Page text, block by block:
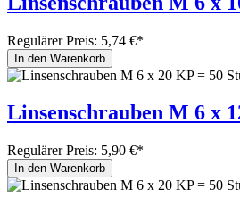
Regulärer Preis: 5,74 €*
In den Warenkorb
Linsenschrauben M 6 x
Regulärer Preis: 5,90 €*
In den Warenkorb